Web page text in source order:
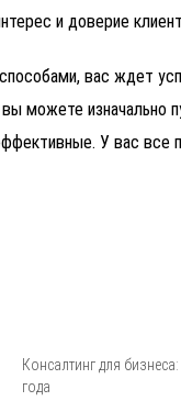
и доверие
вас ждет
можете изначально
У вас все
Консалтинг для
года